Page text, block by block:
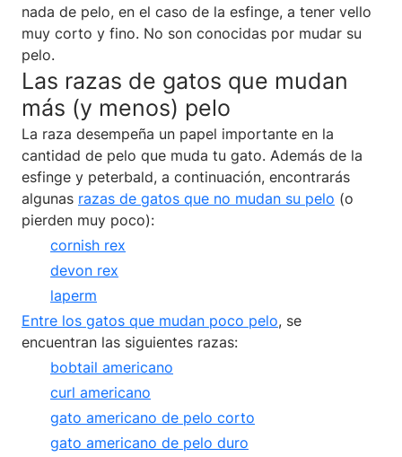
nada de pelo, en el caso de la esfinge, a tener vello
muy corto y fino. No son conocidas por mudar su
pelo.
Las razas de gatos que mudan
más (y menos) pelo
La raza desempeña un papel importante en la
cantidad de pelo que muda tu gato. Además de la
esfinge y peterbald, a continuación, encontrarás
algunas razas de gatos que no mudan su pelo (o
pierden muy poco):
cornish rex
devon rex
laperm
Entre los gatos que mudan poco pelo, se
encuentran las siguientes razas:
bobtail americano
curl americano
gato americano de pelo corto
gato americano de pelo duro